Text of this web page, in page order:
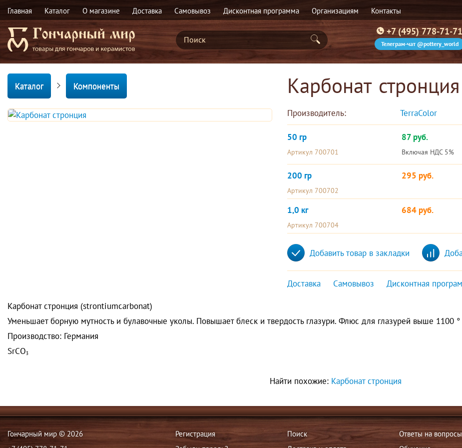
Главная Каталог О магазине Доставка Самовывоз Дисконтная программа Организациям Контакты
+7 (495) 778-71-71
Телеграм-чат @pottery_world
Каталог Компоненты Карбонат стронция
Производитель: TerraColor
50 гр
Артикул 700701
87 руб.
Включая НДС 5%
200 гр
Артикул 700702
295 руб.
1,0 кг
Артикул 700704
684 руб.
Добавить товар в закладки
Доставка Самовывоз Дисконтная
Карбонат стронция (strontiumcarbonat)
Уменьшает борную мутность и булавочные уколы. Повышает блеск и твердость глазури. Флюс для глазурей выше 1100 °
Производство: Германия
SrCO3
Найти похожие: Карбонат стронция
Гончарный мир © 2026
Регистрация
Поиск
Ответы на вопросы